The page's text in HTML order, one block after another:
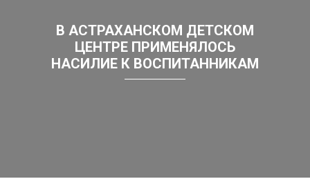
В АСТРАХАНСКОМ ДЕТСКОМ
ЦЕНТРЕ ПРИМЕНЯЛОСЬ
НАСИЛИЕ К ВОСПИТАННИКАМ